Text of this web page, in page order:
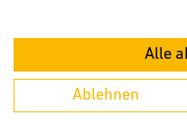
Stadt Verl
Paderborner Str. 5
Alle
Ablehnen